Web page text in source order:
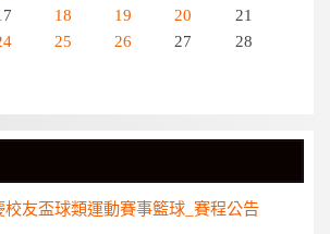
18 19 20
21
25 26 27
28
友盃球類運動賽事籃球_賽程公告